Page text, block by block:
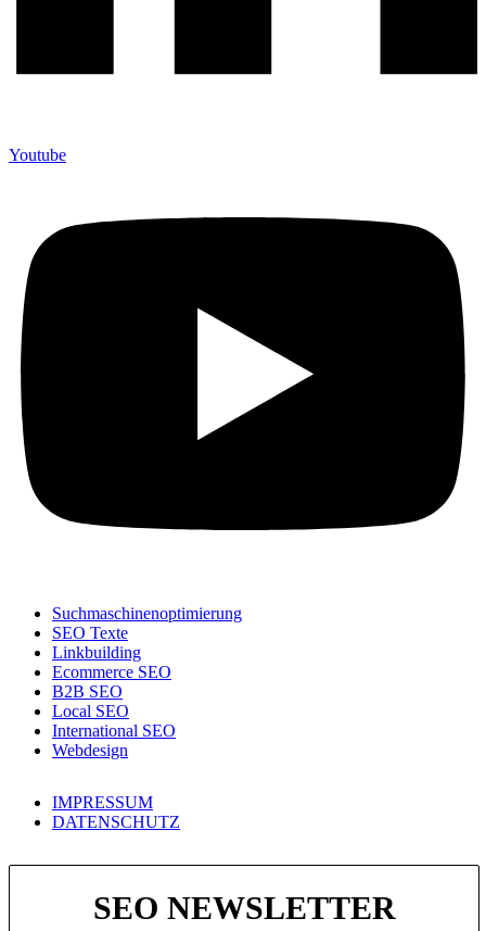
Youtube
Suchmaschinenoptimierung
SEO Texte
Linkbuilding
Ecommerce SEO
B2B SEO
Local SEO
International SEO
Webdesign
IMPRESSUM
DATENSCHUTZ
SEO NEWSLETTER